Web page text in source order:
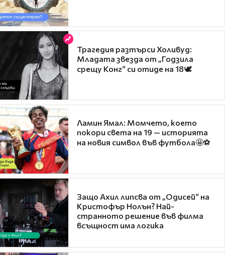
Трагедия разтърси Холивуд:
Младата звезда от „Годзила
срещу Конг“ си отиде на 18🕊️
Ламин Ямал: Момчето, което
покори света на 19 — историята
на новия символ във футбола🤩⚽
Защо Ахил липсва от „Одисей“ на
Кристофър Нолън? Най-
странното решение във филма
всъщност има логика